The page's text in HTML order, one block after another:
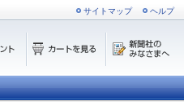
サイトマップ ヘルプ